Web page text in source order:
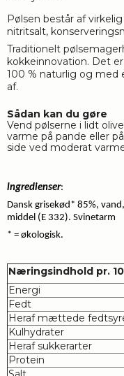
Pølsen består af
nitritsalt,
Traditionelt
kokkeinnovation. Det
100 % naturlig og med
af.
Sådan kan du gøre
Vend pølserne i lidt
varme på pande eller
side ved moderat
lngredienser:
Dansk grisekød* 85%,
middel (E 332). Svinetarm
* = økologisk.
Næringsindhold pr.
Energi
Fedt
Heraf mættede
Kulhydrater
Heraf sukkerarter
Protein